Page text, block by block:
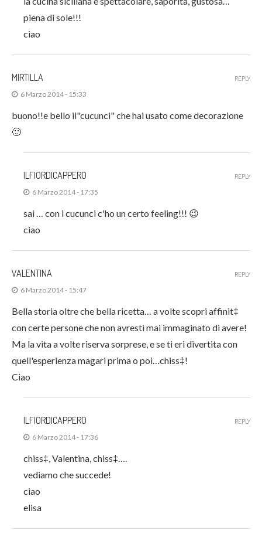
piena di sole!!!
ciao
MIRTILLA
6 Marzo 2014 - 15:33
buono!!e bello il"cucunci" che hai usato come decorazione
🙂
REPLY
ILFIORDICAPPERO
6 Marzo 2014 - 17:35
sai … con i cucunci c'ho un certo feeling!!! 😉
ciao
REPLY
VALENTINA
6 Marzo 2014 - 15:47
Bella storia oltre che bella ricetta… a volte scopri affinit‡
con certe persone che non avresti mai immaginato di avere!
Ma la vita a volte riserva sorprese, e se ti eri divertita con
quell'esperienza magari prima o poi…chiss‡!
Ciao
REPLY
ILFIORDICAPPERO
6 Marzo 2014 - 17:36
chiss‡, Valentina, chiss‡….
vediamo che succede!
ciao
elisa
REPLY